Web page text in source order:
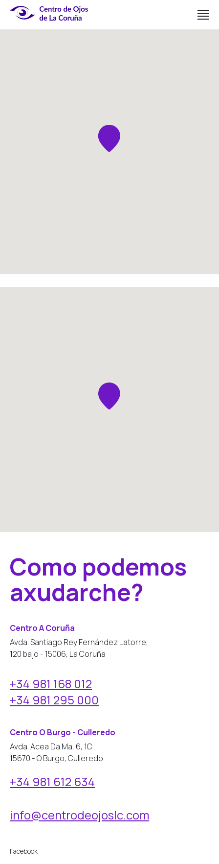
Como podemos
axudarche?
Centro A Coruña
Avda. Santiago Rey Fernández Latorre,
120 bajo - 15006, La Coruña
+34 981 168 012
+34 981 295 000
Centro O Burgo - Culleredo
Avda. Acea Da Ma, 6, 1C
15670 - O Burgo, Culleredo
+34 981 612 634
info@centrodeojoslc.com
Facebook